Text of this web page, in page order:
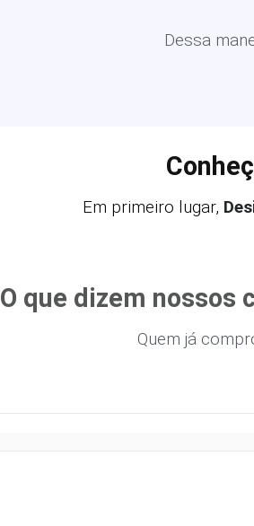
Dessa
Em primeiro lugar,
O que dizem nossos
Quem já